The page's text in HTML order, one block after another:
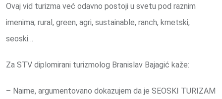
Ovaj vid turizma već odavno postoji u svetu pod raznim
imenima; rural, green, agri, sustainable, ranch, kmetski,
seoski…
Za STV diplomirani turizmolog Branislav Bajagić kaže:
– Naime, argumentovano dokazujem da je SEOSKI TURIZAM